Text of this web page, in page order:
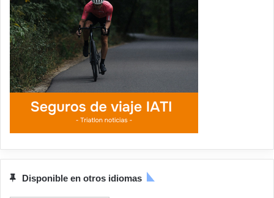
Disponible en otros idiomas